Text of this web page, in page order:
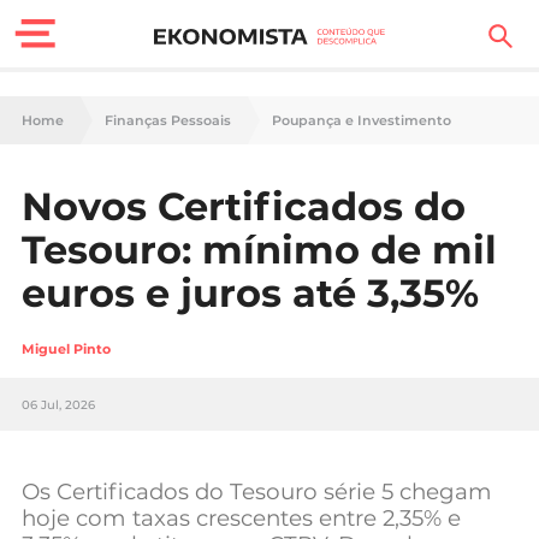
Finanças Pessoais
Carreira
Casa
Lifestyle
Sociedade
Negócios
Home Finanças Pessoais Poupança e Investimento
Novos Certificados do
Tesouro: mínimo de mil
euros e juros até 3,35%
Miguel Pinto
06 Jul, 2026
Os Certificados do Tesouro série 5 chegam
hoje com taxas crescentes entre 2,35% e